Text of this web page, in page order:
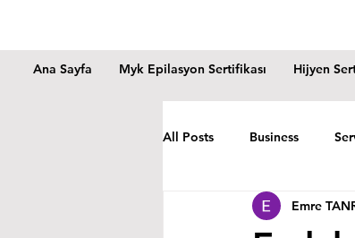
Ana Sayfa Myk Epilasyon Sertifikası Hijyen
All Posts Business
Emre